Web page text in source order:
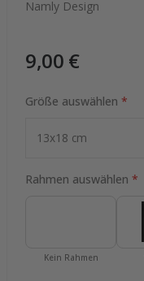
17,00 €
Namly Design
9,00 €
Größe auswählen
Rahmen auswählen
Kein Rahmen